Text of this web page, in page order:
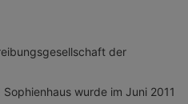
der
wurde im Juni 2011